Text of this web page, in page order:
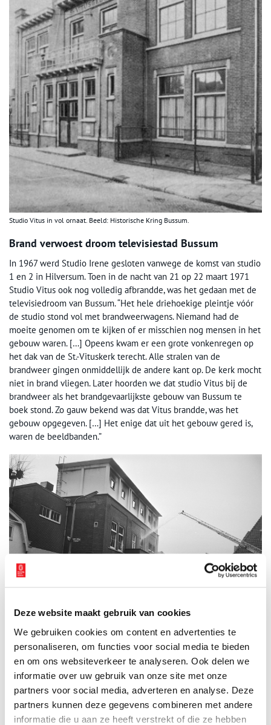
Deze website maakt gebruik van cookies
We gebruiken cookies om content en advertenties te
personaliseren, om functies voor social media te bieden
en om ons websiteverkeer te analyseren. Ook delen we
informatie over uw gebruik van onze site met onze
partners voor social media, adverteren en analyse. Deze
partners kunnen deze gegevens combineren met andere
informatie die u aan ze heeft verstrekt of die ze hebben
Studio Vitus in vol ornaat. Beeld: Historische Kring Bussum.
Brand verwoest droom televisiestad Bussum
In 1967 werd Studio Irene gesloten vanwege de komst van studio
1 en 2 in Hilversum. Toen in de nacht van 21 op 22 maart 1971
Studio Vitus ook nog volledig afbrandde, was het gedaan met de
televisiedroom van Bussum. “Het hele driehoekige pleintje vóór
de studio stond vol met brandweerwagens. Niemand had de
moeite genomen om te kijken of er misschien nog mensen in het
gebouw waren. […] Opeens kwam er een grote vonkenregen op
het dak van de St.-Vituskerk terecht. Alle stralen van de
brandweer gingen onmiddellijk de andere kant op. De kerk mocht
niet in brand vliegen. Later hoorden we dat studio Vitus bij de
brandweer als het brandgevaarlijkste gebouw van Bussum te
boek stond. Zo gauw bekend was dat Vitus brandde, was het
gebouw opgegeven. […] Het enige dat uit het gebouw gered is,
waren de beeldbanden.”
Brandende televisiestudio Vitus te Bussum, 22 maart 1971. Fotograaf Onbekend /
Nationaal Archief
Auteur: Kirsten Kouwenhoven
Bronnen
Bert van der Veer, 60 jaar televisie in Nederland (Baarn 2011).
De brand van Vitus, http://www.avwiki.nl/index.php/De_brand_v